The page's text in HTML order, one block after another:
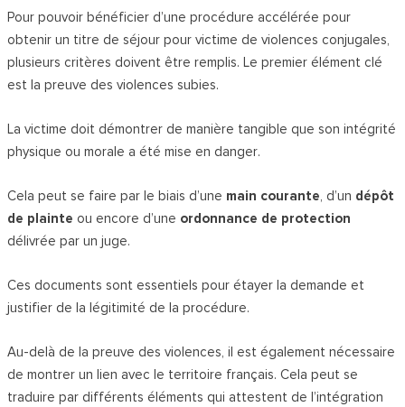
Pour pouvoir bénéficier d’une procédure accélérée pour
obtenir un titre de séjour pour victime de violences conjugales,
plusieurs critères doivent être remplis. Le premier élément clé
est la preuve des violences subies.
La victime doit démontrer de manière tangible que son intégrité
physique ou morale a été mise en danger.
Cela peut se faire par le biais d’une main courante, d’un dépôt
de plainte ou encore d’une ordonnance de protection
délivrée par un juge.
Ces documents sont essentiels pour étayer la demande et
justifier de la légitimité de la procédure.
Au-delà de la preuve des violences, il est également nécessaire
de montrer un lien avec le territoire français. Cela peut se
traduire par différents éléments qui attestent de l’intégration